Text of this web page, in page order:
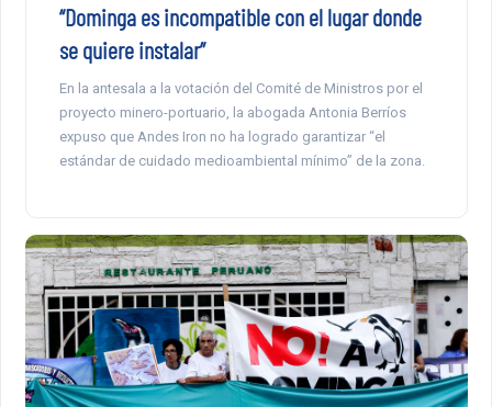
“Dominga es incompatible con el lugar donde
se quiere instalar”
En la antesala a la votación del Comité de Ministros por el
proyecto minero-portuario, la abogada Antonia Berríos
expuso que Andes Iron no ha logrado garantizar “el
estándar de cuidado medioambiental mínimo” de la zona.